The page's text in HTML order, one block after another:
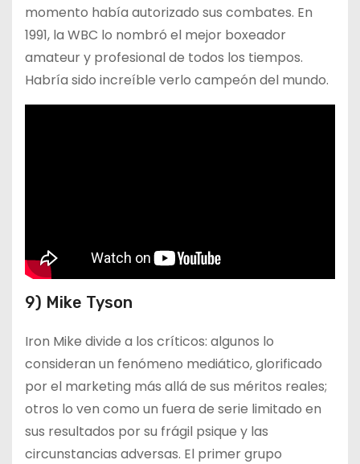
momento había autorizado sus combates. En
1991, la WBC lo nombró el mejor boxeador
amateur y profesional de todos los tiempos.
Habría sido increíble verlo campeón del mundo.
9) Mike Tyson
Iron Mike divide a los críticos: algunos lo
consideran un fenómeno mediático, glorificado
por el marketing más allá de sus méritos reales;
otros lo ven como un fuera de serie limitado en
sus resultados por su frágil psique y las
circunstancias adversas. El primer grupo